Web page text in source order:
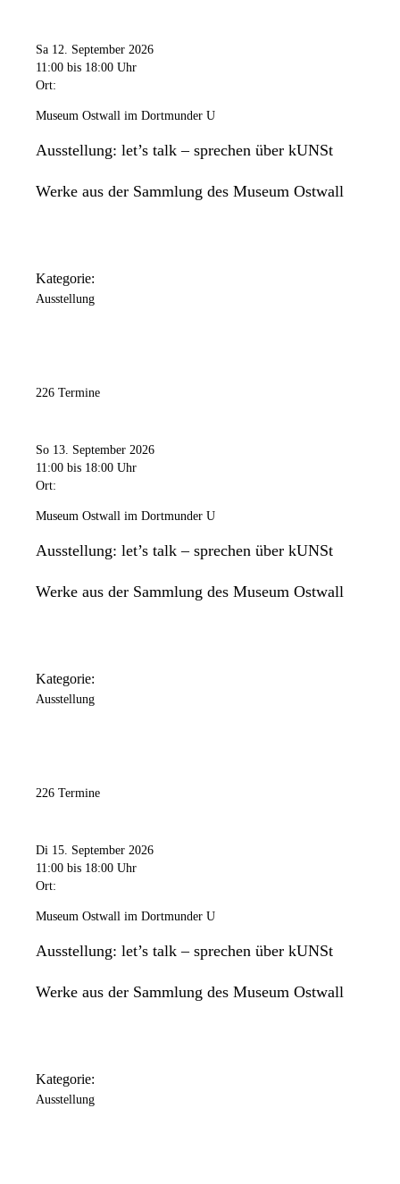
Sa 12. September 2026
11:00 bis 18:00 Uhr
Ort:
Museum Ostwall im Dortmunder U
Ausstellung: let’s talk – sprechen über kUNSt
Werke aus der Sammlung des Museum Ostwall
Kategorie:
Ausstellung
226 Termine
So 13. September 2026
11:00 bis 18:00 Uhr
Ort:
Museum Ostwall im Dortmunder U
Ausstellung: let’s talk – sprechen über kUNSt
Werke aus der Sammlung des Museum Ostwall
Kategorie:
Ausstellung
226 Termine
Di 15. September 2026
11:00 bis 18:00 Uhr
Ort:
Museum Ostwall im Dortmunder U
Ausstellung: let’s talk – sprechen über kUNSt
Werke aus der Sammlung des Museum Ostwall
Kategorie:
Ausstellung